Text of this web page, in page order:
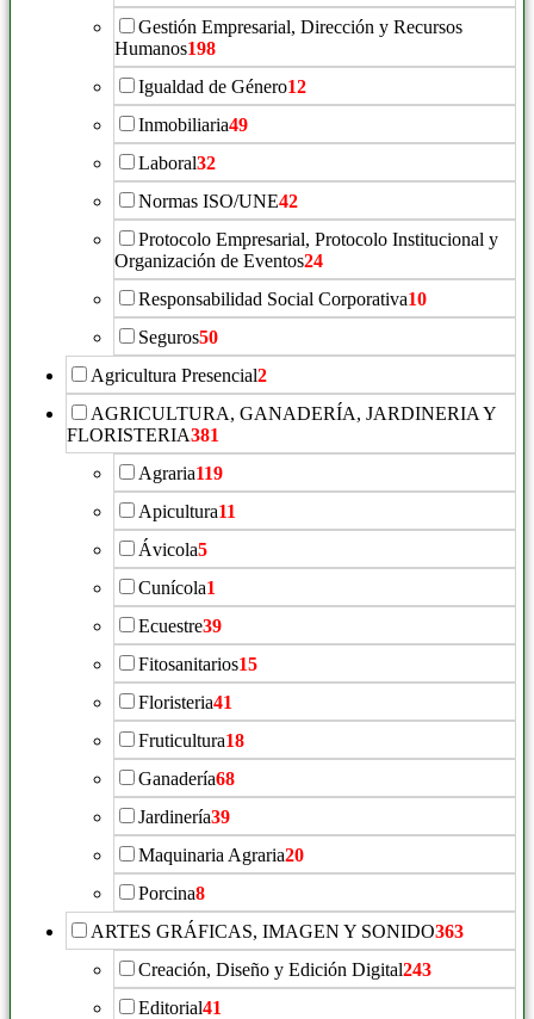
Gestión Empresarial, Dirección y Recursos
Humanos198
Igualdad de Género12
Inmobiliaria49
Laboral32
Normas ISO/UNE42
Protocolo Empresarial, Protocolo Institucional y
Organización de Eventos24
Responsabilidad Social Corporativa10
Seguros50
Agricultura Presencial2
AGRICULTURA, GANADERÍA, JARDINERIA Y
FLORISTERIA381
Agraria119
Apicultura11
Ávicola5
Cunícola1
Ecuestre39
Fitosanitarios15
Floristeria41
Fruticultura18
Ganadería68
Jardinería39
Maquinaria Agraria20
Porcina8
ARTES GRÁFICAS, IMAGEN Y SONIDO363
Creación, Diseño y Edición Digital243
Editorial41